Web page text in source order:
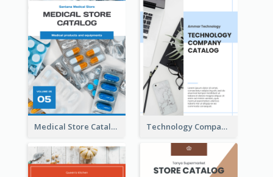
Medical Store Catalog Technology Company Catalog